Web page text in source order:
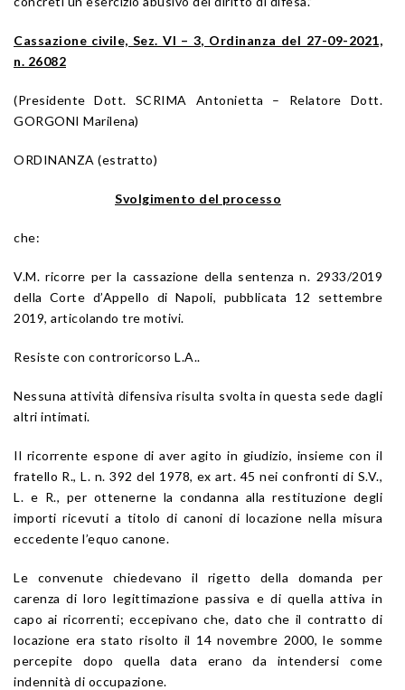
Cassazione civile, Sez. VI – 3, Ordinanza del 27-09-2021,
n. 26082
(Presidente Dott. SCRIMA Antonietta – Relatore Dott.
GORGONI Marilena)
ORDINANZA (estratto)
Svolgimento del processo
che:
V.M. ricorre per la cassazione della sentenza n. 2933/2019
della Corte d’Appello di Napoli, pubblicata 12 settembre
2019, articolando tre motivi.
Resiste con controricorso L.A..
Nessuna attività difensiva risulta svolta in questa sede dagli
altri intimati.
Il ricorrente espone di aver agito in giudizio, insieme con il
fratello R., L. n. 392 del 1978, ex art. 45 nei confronti di S.V.,
L. e R., per ottenerne la condanna alla restituzione degli
importi ricevuti a titolo di canoni di locazione nella misura
eccedente l’equo canone.
Le convenute chiedevano il rigetto della domanda per
carenza di loro legittimazione passiva e di quella attiva in
capo ai ricorrenti; eccepivano che, dato che il contratto di
locazione era stato risolto il 14 novembre 2000, le somme
percepite dopo quella data erano da intendersi come
indennità di occupazione.